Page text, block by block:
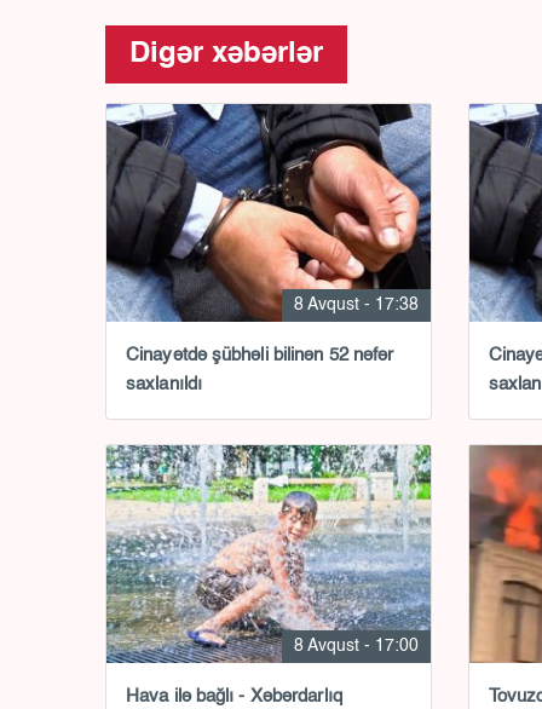
Digər xəbərlər
8 Avqust - 17:38
Cinayətdə şübhəli bilinən 52 nəfər
saxlanıldı
8 Avqust - 17:00
Hava ilə bağlı - Xəbərdarlıq